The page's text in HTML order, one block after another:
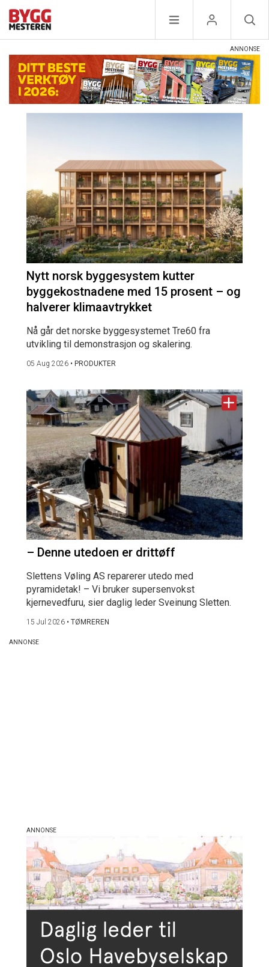
Nytt norsk byggesystem kutter
byggekostnadene med 15 prosent – og
halverer klimaavtrykket
Nå går det norske byggesystemet Tre60 fra
utvikling til demonstrasjon og skalering.
05 Aug 2026 • PRODUKTER
– Denne utedoen er drittøff
Slettens Vøling AS reparerer utedo med
pyramidetak! – Vi bruker supersenvokst
kjernevedfuru, sier daglig leder Sveinung Sletten.
15 Jul 2026 • TØMREREN